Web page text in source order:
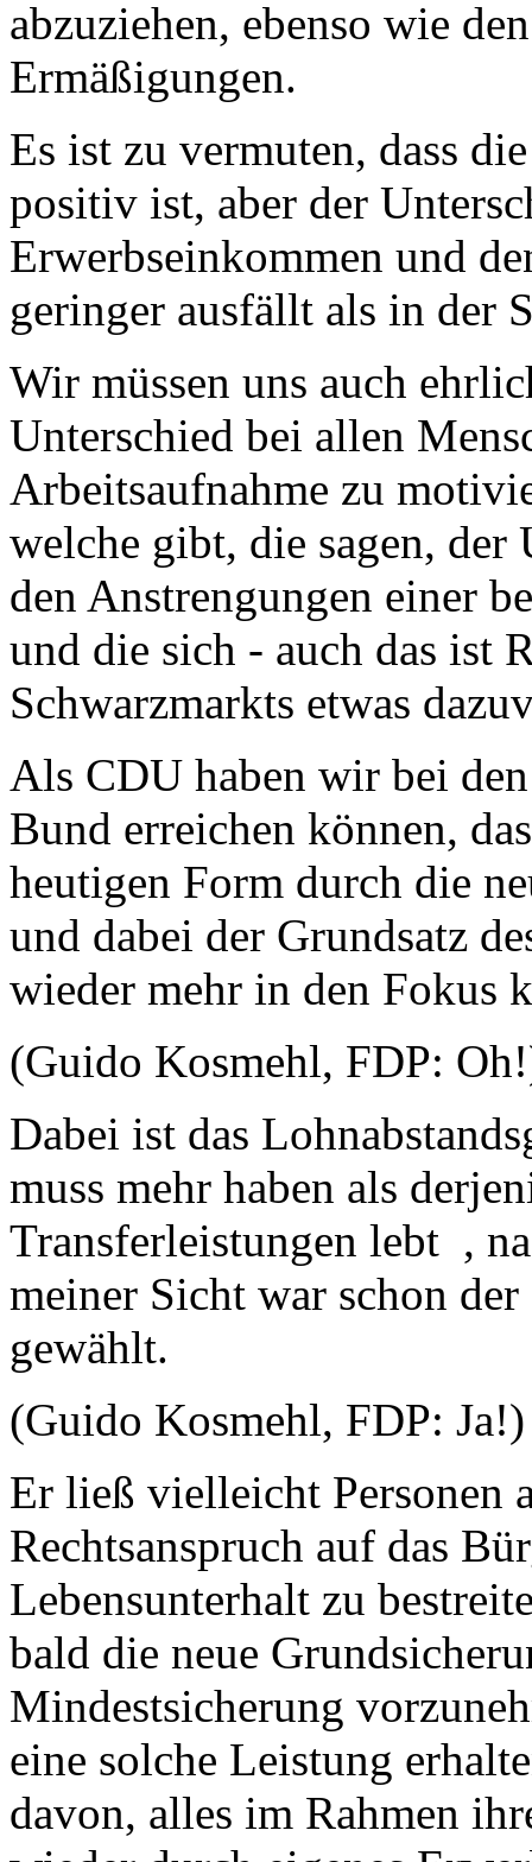
abzuziehen, ebenso wie
Ermäßigungen.
Es ist zu vermuten, dass
positiv ist, aber der
Erwerbseinkommen und
geringer ausfällt als in der
Wir müssen uns auch
Unterschied bei allen
Arbeitsaufnahme zu
welche gibt, die sagen,
den Anstrengungen einer
und die sich - auch das ist
Schwarzmarkts etwas
Als CDU haben wir bei
Bund erreichen können,
heutigen Form durch die
und dabei der Grundsatz
wieder mehr in den Fokus
(Guido Kosmehl, FDP:
Dabei ist das
muss mehr haben als
Transferleistungen lebt ,
meiner Sicht war schon
gewählt.
(Guido Kosmehl, FDP: Ja!)
Er ließ vielleicht Personen
Rechtsanspruch auf das
Lebensunterhalt zu
bald die neue
Mindestsicherung
eine solche Leistung
davon, alles im Rahmen